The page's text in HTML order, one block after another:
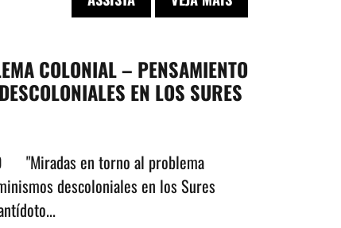
COLONIAL – PENSAMIENTO
EN LOS SURES
"Miradas en torno al problema
descoloniales en los Sures